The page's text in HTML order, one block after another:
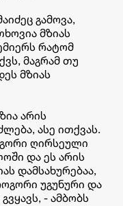
გამოვა,
მზიას
რატომ
მაგრამ თუ
მზიას
არის
ასე ითქვას.
ღირსეული
და ეს არის
დამსახურებაა,
უგუნური და
- ამბობს